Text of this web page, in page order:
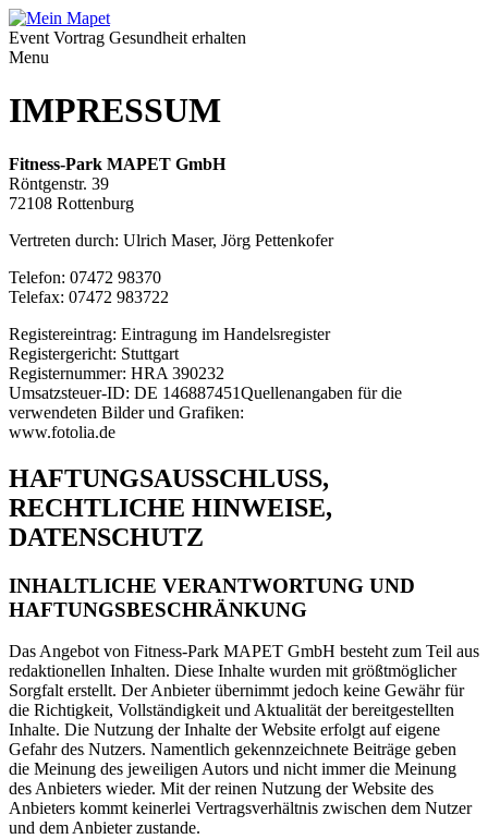
Event Vortrag Gesundheit erhalten
Menu
IMPRESSUM
Fitness-Park MAPET GmbH
Röntgenstr. 39
72108 Rottenburg
Vertreten durch: Ulrich Maser, Jörg Pettenkofer
Telefon: 07472 98370
Telefax: 07472 983722
Registereintrag: Eintragung im Handelsregister
Registergericht: Stuttgart
Registernummer: HRA 390232
Umsatzsteuer-ID: DE 146887451Quellenangaben für die
verwendeten Bilder und Grafiken:
www.fotolia.de
HAFTUNGSAUSSCHLUSS,
RECHTLICHE HINWEISE,
DATENSCHUTZ
INHALTLICHE VERANTWORTUNG UND
HAFTUNGSBESCHRÄNKUNG
Das Angebot von Fitness-Park MAPET GmbH besteht zum Teil aus
redaktionellen Inhalten. Diese Inhalte wurden mit größtmöglicher
Sorgfalt erstellt. Der Anbieter übernimmt jedoch keine Gewähr für
die Richtigkeit, Vollständigkeit und Aktualität der bereitgestellten
Inhalte. Die Nutzung der Inhalte der Website erfolgt auf eigene
Gefahr des Nutzers. Namentlich gekennzeichnete Beiträge geben
die Meinung des jeweiligen Autors und nicht immer die Meinung
des Anbieters wieder. Mit der reinen Nutzung der Website des
Anbieters kommt keinerlei Vertragsverhältnis zwischen dem Nutzer
und dem Anbieter zustande.